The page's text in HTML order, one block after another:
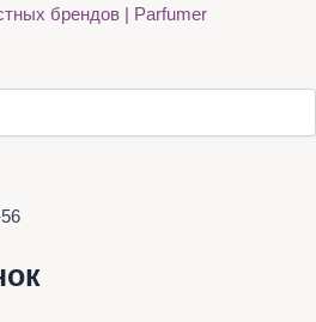
брендов | Parfumer